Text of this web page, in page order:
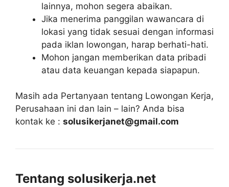
lainnya, mohon segera abaikan.
Jika menerima panggilan wawancara di
lokasi yang tidak sesuai dengan informasi
pada iklan lowongan, harap berhati-hati.
Mohon jangan memberikan data pribadi
atau data keuangan kepada siapapun.
Masih ada Pertanyaan tentang Lowongan Kerja,
Perusahaan ini dan lain – lain? Anda bisa
kontak ke : solusikerjanet@gmail.com
Tentang solusikerja.net